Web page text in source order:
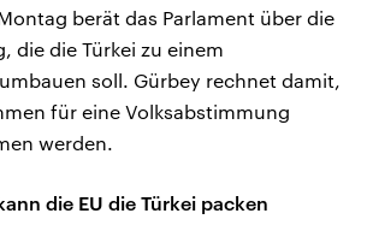
berät das Parlament über die
die die Türkei zu einem
soll. Gürbey rechnet damit,
für eine Volksabstimmung
werden.
die EU die Türkei packen